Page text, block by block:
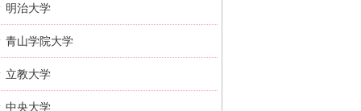
明治大学
青山学院大学
立教大学
中央大学